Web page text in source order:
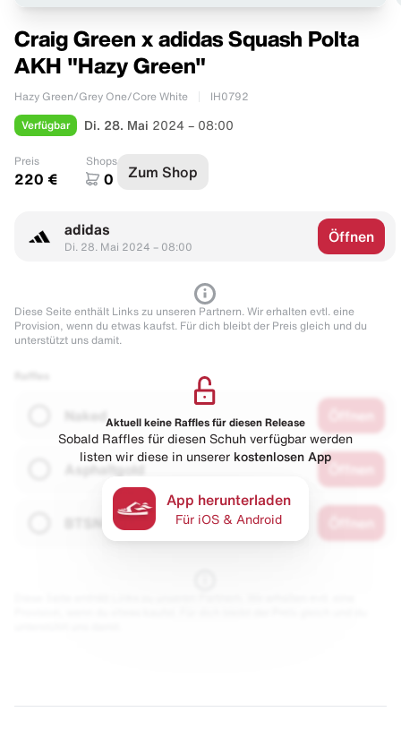
Craig Green x adidas Squash Polta
AKH "Hazy Green"
Hazy Green/Grey One/Core White IH0792
Verfügbar Di. 28. Mai 2024 – 08:00
Preis
220 €
Shops
0 Zum Shop
adidas
Di. 28. Mai 2024 – 08:00
Öffnen
Diese Seite enthält Links zu unseren Partnern. Wir erhalten evtl. eine
Provision, wenn du etwas kaufst. Für dich bleibt der Preis gleich und du
unterstützt uns damit.
Naked
Asphaltgold
Aktuell keine Raffles für diesen Release
Sobald Raffles für diesen Schuh verfügbar werden
listen wir diese in unserer kostenlosen App
App herunterladen
Für iOS & Android